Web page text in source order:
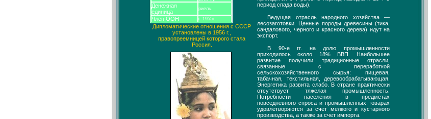
Денежная
единица
риель.
Член ООН с 1955г.
Дипломатические отношения с СССР
установлены в 1956 г.,
правопреемницей которого стала
Россия.
период спада воды).
Ведущая отрасль народного хозяйства —
лесозаготовки. Ценные породы древесины (тика,
сандалового, черного и красного дерева) идут на
экспорт.
В 90-е гг. на долю промышленности
приходилось около 18% ВВП. Наибольшее
развитие получили традиционные отрасли,
связанные с переработкой
сельскохозяйственного сырья: пищевая,
табачная, текстильная, деревообрабатывающая.
Энергетика развита слабо. В стране практически
отсутствует тяжелая промышленность.
Потребности населения в предметах
повседневного спроса и промышленных товарах
удовлетворяются за счет мелкого и кустарного
производства, а также за счет импорта.